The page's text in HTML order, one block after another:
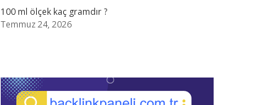
100 ml ölçek kaç gramdır ?
Temmuz 24, 2026